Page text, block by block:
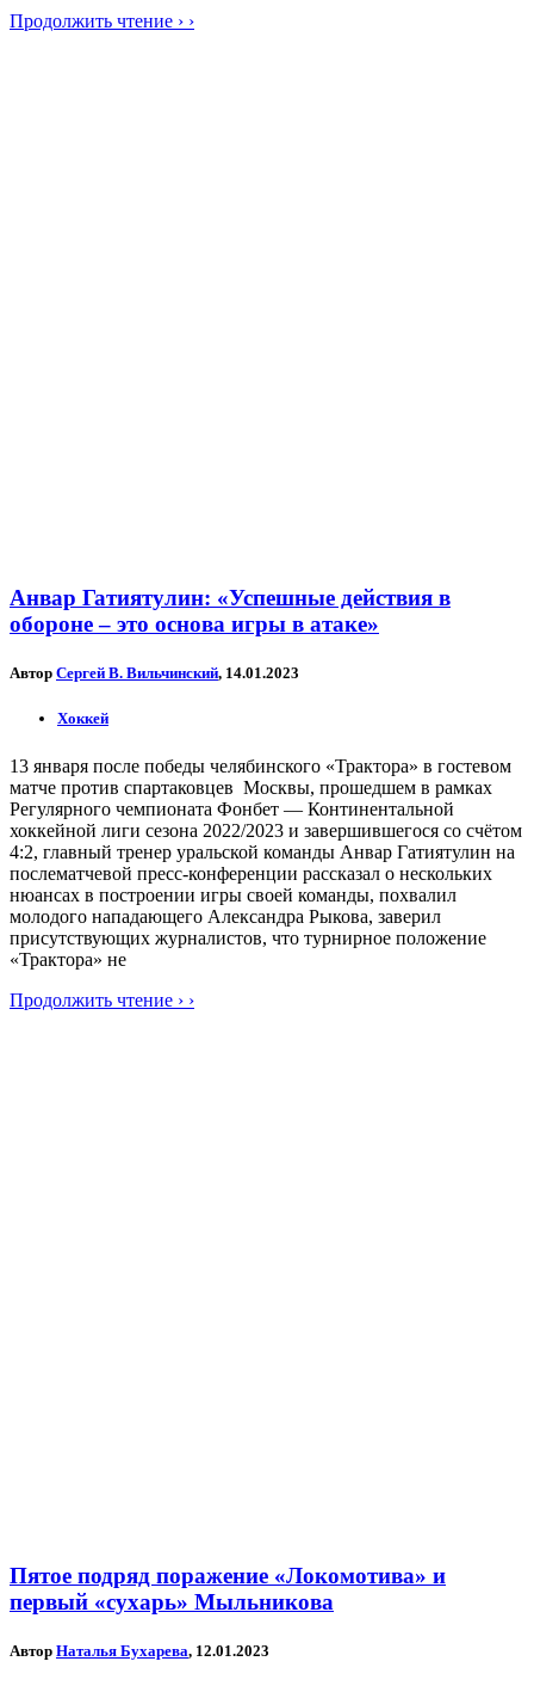
Продолжить чтение › ›
Анвар Гатиятулин: «Успешные действия в
обороне – это основа игры в атаке»
Автор Сергей В. Вильчинский, 14.01.2023
Хоккей
13 января после победы челябинского «Трактора» в гостевом
матче против спартаковцев Москвы, прошедшем в рамках
Регулярного чемпионата Фонбет — Континентальной
хоккейной лиги сезона 2022/2023 и завершившегося со счётом
4:2, главный тренер уральской команды Анвар Гатиятулин на
послематчевой пресс-конференции рассказал о нескольких
нюансах в построении игры своей команды, похвалил
молодого нападающего Александра Рыкова, заверил
присутствующих журналистов, что турнирное положение
«Трактора» не
Продолжить чтение › ›
Пятое подряд поражение «Локомотива» и
первый «сухарь» Мыльникова
Автор Наталья Бухарева, 12.01.2023